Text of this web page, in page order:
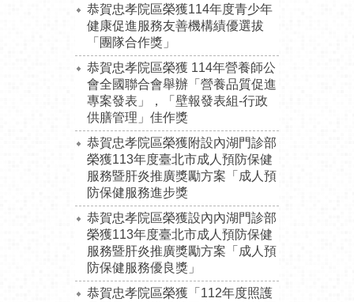
恭賀忠孝院區榮獲114年度青少年
健康促進服務友善機構績優選拔
「團隊合作獎」
恭賀忠孝院區榮獲 114年營養師公
會全國聯合會舉辦「營養品質促進
專案發表」，「壁報發表組-行政
供膳管理」佳作獎
恭賀忠孝院區榮獲附設內湖門診部
榮獲113年度臺北市成人預防保健
服務暨肝炎推廣獎勵方案「成人預
防保健服務進步獎
恭賀忠孝院區榮獲設內內湖門診部
榮獲113年度臺北市成人預防保健
服務暨肝炎推廣獎勵方案「成人預
防保健服務優良獎」
恭賀忠孝院區榮獲「112年度照護